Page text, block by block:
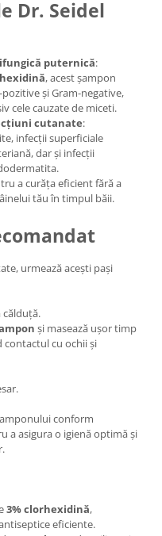
Dr. Seidel
puternică:
, acest șampon
și Gram-negative,
cele cauzate de miceti.​
cutanate:
infecții superficiale
dar și infecții
a curăța eficient fără a
tău în timpul băii.​
urmează acești pași
călduță.
și masează ușor timp
cu ochii și
conform
a asigura o igienă optimă și
3% clorhexidină,
eficiente.